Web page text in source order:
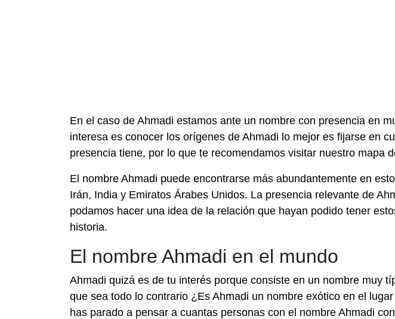
En el caso de Ahmadi estamos ante un nombre con presencia en
interesa es conocer los orígenes de Ahmadi lo mejor es fijarse en
presencia tiene, por lo que te recomendamos visitar nuestro mapa
El nombre Ahmadi puede encontrarse más abundantemente en
Irán, India y Emiratos Árabes Unidos. La presencia relevante de
podamos hacer una idea de la relación que hayan podido tener
historia.
El nombre Ahmadi en el mundo
Ahmadi quizá es de tu interés porque consiste en un nombre muy
que sea todo lo contrario ¿Es Ahmadi un nombre exótico en el
has parado a pensar a cuantas personas con el nombre Ahmadi